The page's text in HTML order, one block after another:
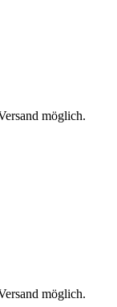
möglich.
möglich.